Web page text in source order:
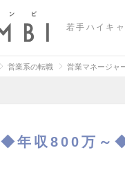
若手ハイキ
営業系の転職 営業マネージャ
◆年収800万～◆